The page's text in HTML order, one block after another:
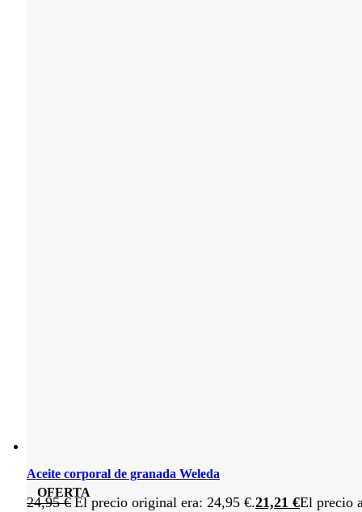
OFERTA
Aceite corporal de granada Weleda
24,95€ El precio original era: 24,95 €.21,21 €El precio